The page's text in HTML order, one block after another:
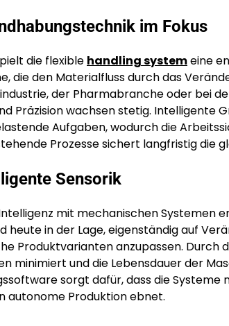
im Fokus
die flexible handling systemeine
die den Materialfluss durch das
der Pharmabranche oder bei
Präzision wachsen stetig. Intelligente
Aufgaben, wodurch die
Prozesse sichert langfristig die
Sensorik
mit mechanischen Systemen
heute in der Lage, eigenständig auf
Produktvarianten anzupassen. Durch
minimiert und die Lebensdauer der
sorgt dafür, dass die
autonome Produktion ebnet.